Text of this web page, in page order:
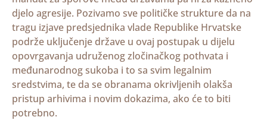
djelo agresije. Pozivamo sve političke strukture da na
tragu izjave predsjednika vlade Republike Hrvatske
podrže uključenje države u ovaj postupak u dijelu
opovrgavanja udruženog zločinačkog pothvata i
međunarodnog sukoba i to sa svim legalnim
sredstvima, te da se obranama okrivljenih olakša
pristup arhivima i novim dokazima, ako će to biti
potrebno.